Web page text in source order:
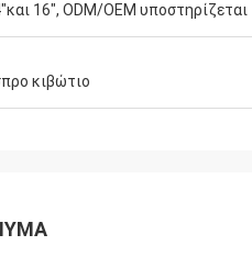
16", ODM/OEM υποστηρίζεται
κιβώτιο